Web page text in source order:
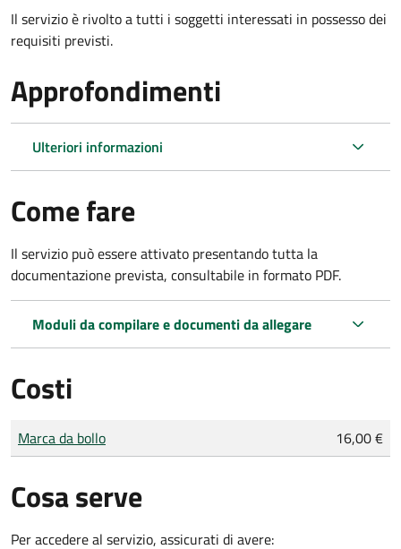
Il servizio è rivolto a tutti i soggetti interessati in possesso dei
requisiti previsti.
Approfondimenti
Ulteriori informazioni
Come fare
Il servizio può essere attivato presentando tutta la
documentazione prevista, consultabile in formato PDF.
Moduli da compilare e documenti da allegare
Costi
Tipo di pagamento
Importo
Marca da bollo 16,00 €
Cosa serve
Per accedere al servizio, assicurati di avere: